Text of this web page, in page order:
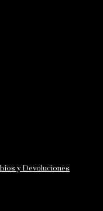
y Devoluciones